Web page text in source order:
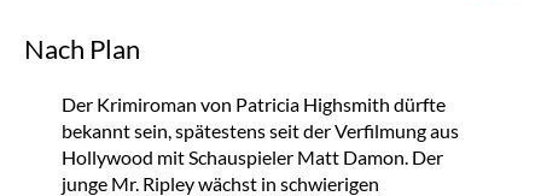
Nach Plan
Der Krimiroman von Patricia Highsmith dürfte
bekannt sein, spätestens seit der Verfilmung aus
Hollywood mit Schauspieler Matt Damon. Der
junge Mr. Ripley wächst in schwierigen